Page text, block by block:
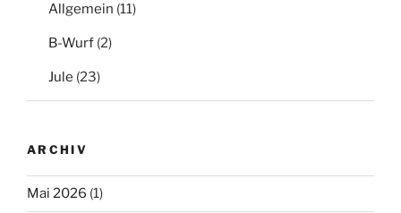
Allgemein (11)
B-Wurf (2)
Jule (23)
ARCHIV
Mai 2026 (1)